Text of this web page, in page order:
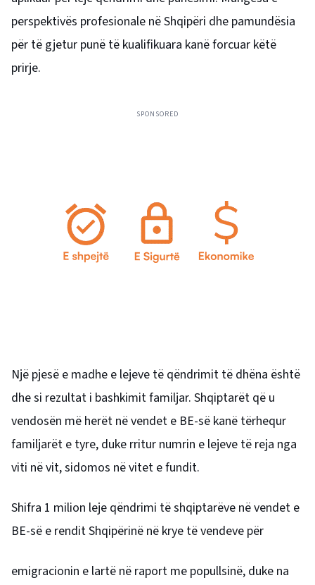
perspektivës profesionale në Shqipëri dhe pamundësia
për të gjetur punë të kualifikuara kanë forcuar këtë
prirje.
SPONSORED
Një pjesë e madhe e lejeve të qëndrimit të dhëna është
dhe si rezultat i bashkimit familjar. Shqiptarët që u
vendosën më herët në vendet e BE-së kanë tërhequr
familjarët e tyre, duke rritur numrin e lejeve të reja nga
viti në vit, sidomos në vitet e fundit.
Shifra 1 milion leje qëndrimi të shqiptarëve në vendet e
BE-së e rendit Shqipërinë në krye të vendeve për
emigracionin e lartë në raport me popullsinë, duke na